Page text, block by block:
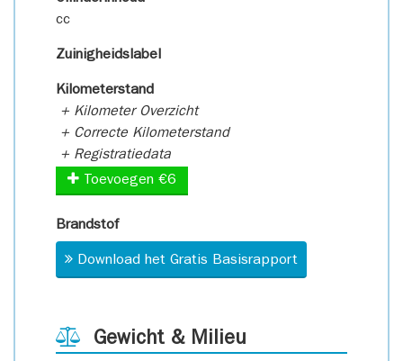
cc
Zuinigheidslabel
Kilometerstand
+ Kilometer Overzicht
+ Correcte Kilometerstand
+ Registratiedata
Toevoegen €6
Brandstof
Download het Gratis Basisrapport
Gewicht & Milieu